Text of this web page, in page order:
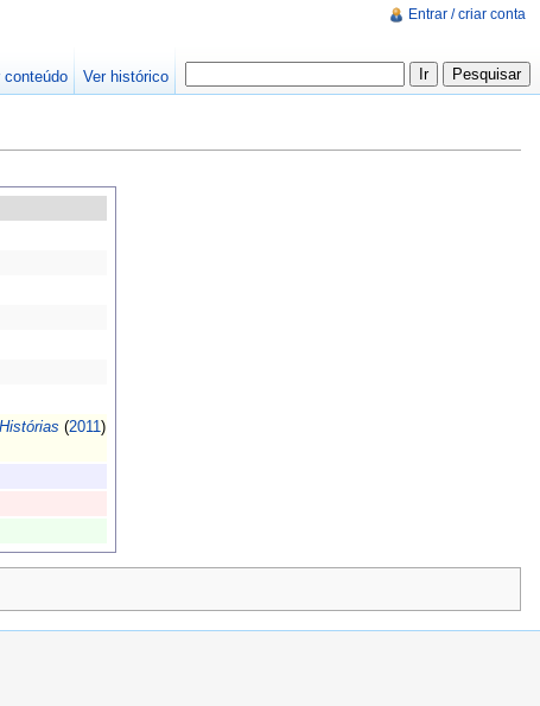
(2011)
Entrar / criar conta
conteúdo Ver histórico